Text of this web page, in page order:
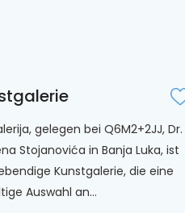
gelegen bei Q6M2+2JJ, Dr.
Stojanovića in Banja Luka, ist
Kunstgalerie, die eine
Auswahl an...